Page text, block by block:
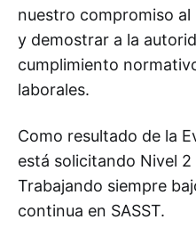
nuestro compromiso al
y demostrar a la
cumplimiento
laborales.
Como resultado de la
está solicitando Nivel 2
Trabajando siempre
continua en SASST.